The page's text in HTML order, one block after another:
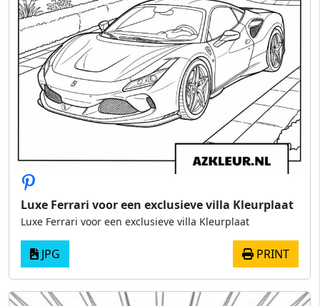
Luxe Ferrari voor een exclusieve villa Kleurplaat
Luxe Ferrari voor een exclusieve villa Kleurplaat
JPG PRINT